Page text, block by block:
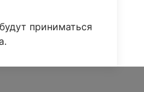
приниматься